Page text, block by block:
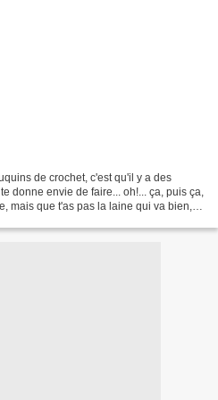
de crochet, c'est qu'il y a des
donne envie de faire... oh!... ça, puis ça,
mais que t'as pas la laine qui va bien,